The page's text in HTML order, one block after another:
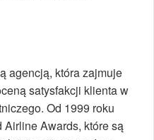
agencją, która zajmuje
satysfakcji klienta w
Od 1999 roku
Awards, które są